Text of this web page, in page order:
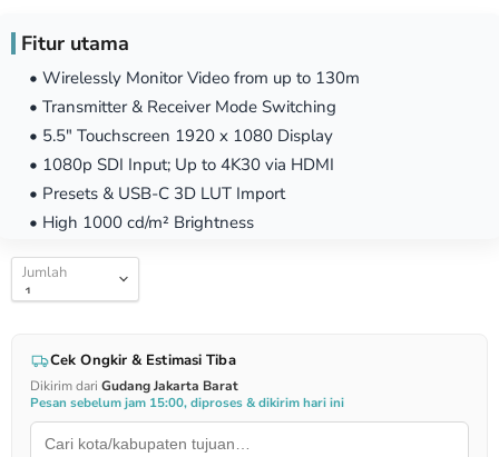
Fitur utama
• Wirelessly Monitor Video from up to 130m
• Transmitter & Receiver Mode Switching
• 5.5" Touchscreen 1920 x 1080 Display
• 1080p SDI Input; Up to 4K30 via HDMI
• Presets & USB-C 3D LUT Import
• High 1000 cd/m² Brightness
Jumlah
Cek Ongkir & Estimasi Tiba
Dikirim dari Gudang Jakarta Barat
Pesan sebelum jam 15:00, diproses & dikirim hari ini